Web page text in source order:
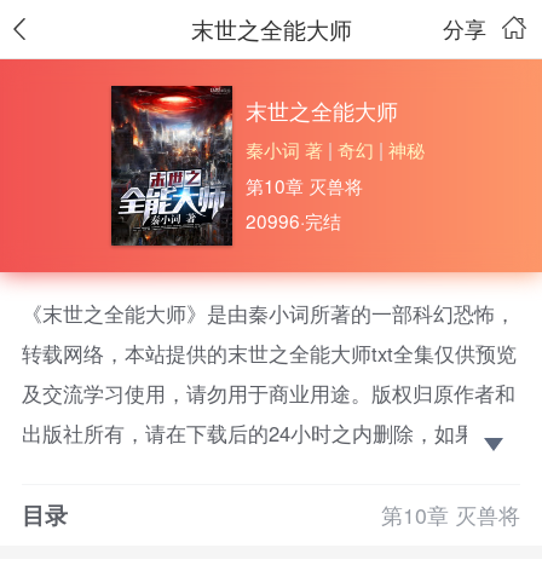
分享
末世之全能大师
末世之全能大师
秦小词 著 | 奇幻 |神秘
第10章 灭兽将
20996·完结
《末世之全能大师》是由秦小词所著的一部科幻恐怖，
转载网络，本站提供的末世之全能大师txt全集仅供预览
及交流学习使用，请勿用于商业用途。版权归原作者和
出版社所有，请在下载后的24小时之内删除，如果喜
末世二百年后，秦烽意外重生十年前，觉醒吞噬异
目录 第10章 灭兽将